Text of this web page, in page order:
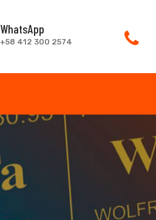
WhatsApp
+58 412 300 2574